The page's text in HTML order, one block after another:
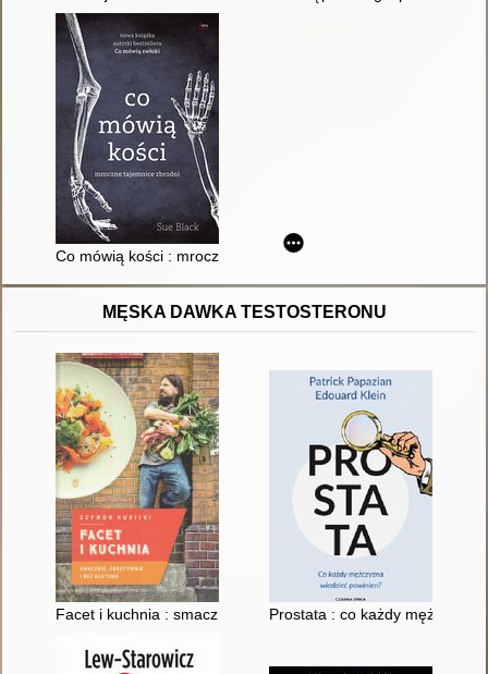
Co mówią kości : mroczne tajemnice zbrodni
MĘSKA DAWKA TESTOSTERONU
Facet i kuchnia : smacznie, kreatywnie i bez glutenu
Prostata : co każdy